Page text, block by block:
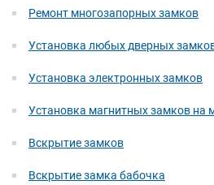
Ремонт многозапорных замков
Установка любых дверных
Установка электронных замков
Установка магнитных замков на
Вскрытие замков
Вскрытие замка бабочка